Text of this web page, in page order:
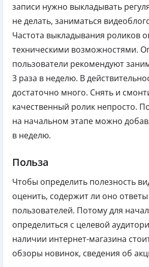
записи нужно выкладывать
не делать, заниматься
Частота выкладывания роликов
техническими возможностями.
пользователи рекомендуют
3 раза в неделю. В
достаточно много. Снять и
качественный ролик непросто.
на начальном этапе можно
в неделю.
Польза
Чтобы определить полезность
оценить, содержит ли оно
пользователей. Потому для
определиться с целевой
наличии интернет-магазина
обзоры новинок, сведения об